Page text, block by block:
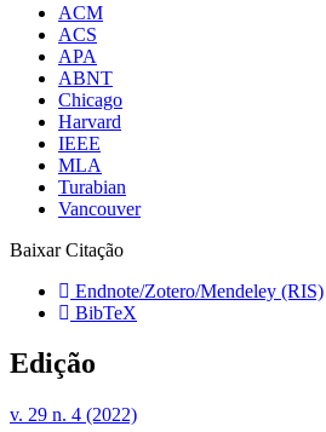
ACM
ACS
APA
ABNT
Chicago
Harvard
IEEE
MLA
Turabian
Vancouver
Baixar Citação
Endnote/Zotero/Mendeley (RIS)
BibTeX
Edição
v. 29 n. 4 (2022)